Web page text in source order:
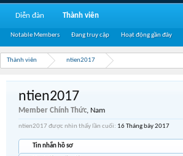
Thành viên ntien2017
ntien2017
Member Chính Thức, Nam
ntien2017 được nhìn thấy lần cuối: 16 Tháng bảy 2017
Tin nhắn hồ sơ
Diễn đàn Thành viên
Notable Members Đang truy cập Hoạt động gần đây